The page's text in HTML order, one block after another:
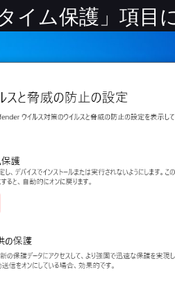
イム保護」項目